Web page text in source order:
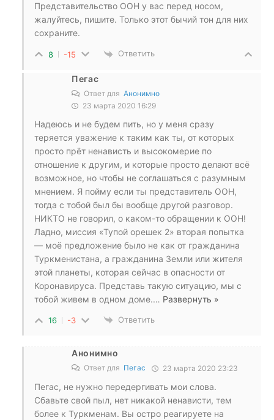
Представительство ООН у вас перед носом,
жалуйтесь, пишите. Только этот бычий тон для них
сохраните.
8 -15 Ответить
Пегас
Ответ для Анонимно
23 марта 2020 16:29
Надеюсь и не будем пить, но у меня сразу
теряется уважение к таким как ты, от которых
просто прёт ненависть и высокомерие по
отношение к другим, и которые просто делают всё
возможное, но чтобы не соглашаться с разумным
мнением. Я пойму если ты представитель ООН,
тогда с тобой был бы вообще другой разговор.
НИКТО не говорил, о каком-то обращении к ООН!
Ладно, миссия «Тупой орешек 2» вторая попытка
— моё предложение было не как от гражданина
Туркменистана, а гражданина Земли или жителя
этой планеты, которая сейчас в опасности от
Коронавируса. Представь такую ситуацию, мы с
тобой живем в одном доме.… Развернуть »
16 -3 Ответить
Анонимно
Ответ для Пегас 23 марта 2020 23:23
Пегас, не нужно передергивать мои слова.
Сбавьте свой пыл, нет никакой ненависти, тем
более к Туркменам. Вы остро реагируете на